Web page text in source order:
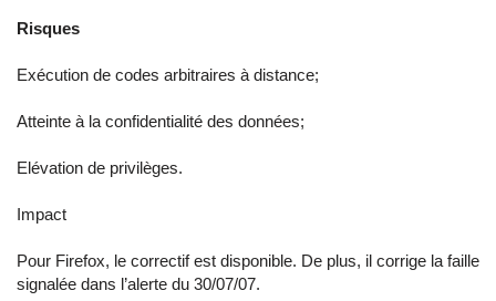
Risques
Exécution de codes arbitraires à distance;
Atteinte à la confidentialité des données;
Elévation de privilèges.
Impact
Pour Firefox, le correctif est disponible. De plus, il corrige la faille
signalée dans l’alerte du 30/07/07.